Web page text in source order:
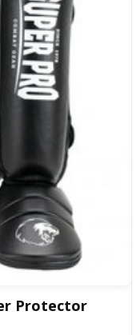
Protector